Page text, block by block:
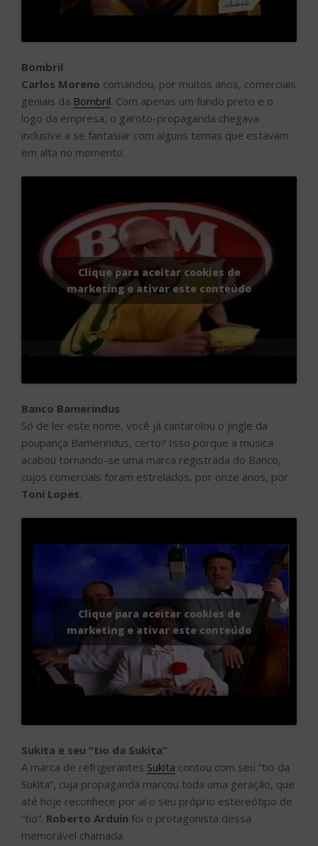
Bombril
Carlos Moreno comandou, por muitos anos, comerciais
geniais da Bombril. Com apenas um fundo preto e o
logo da empresa, o garoto-propaganda chegava
inclusive a se fantasiar com alguns temas que estavam
em alta no momento.
Clique para aceitar cookies de
marketing e ativar este conteúdo
Banco Bamerindus
Só de ler este nome, você já cantarolou o jingle da
poupança Bamerindus, certo? Isso porque a música
acabou tornando-se uma marca registrada do Banco,
cujos comerciais foram estrelados, por onze anos, por
Toni Lopes.
Clique para aceitar cookies de
marketing e ativar este conteúdo
Sukita e seu “tio da Sukita”
A marca de refrigerantes Sukita contou com seu “tio da
Sukita”, cuja propaganda marcou toda uma geração, que
até hoje reconhece por aí o seu próprio estereótipo de
“tio”. Roberto Arduin foi o protagonista dessa
memorável chamada.